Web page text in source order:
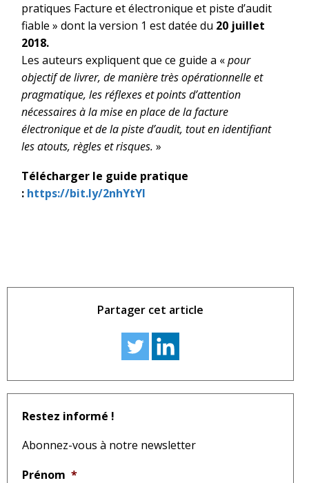
pratiques Facture et électronique et piste d’audit
fiable » dont la version 1 est datée du 20 juillet
2018.
Les auteurs expliquent que ce guide a «pour
objectif de livrer, de manière très opérationnelle et
pragmatique, les réflexes et points d’attention
nécessaires à la mise en place de la facture
électronique et de la piste d’audit, tout en identifiant
les atouts, règles et risques. »
Télécharger le guide pratique
: https://bit.ly/2nhYtYl
Partager cet article
Restez informé !
Abonnez-vous à notre newsletter
Prénom *